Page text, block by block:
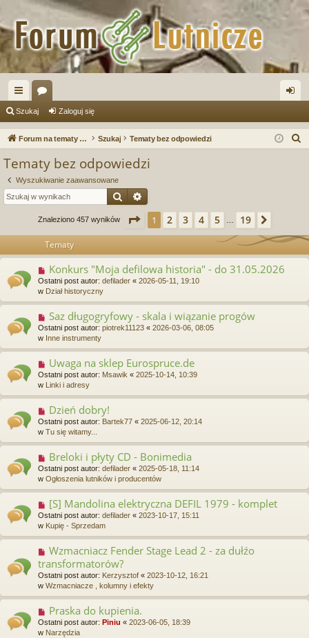
ię
ce
or
a og
Szukaj Zaloguj się
Forum na tematy budowy instrumentów Szukaj Tematy bez odpowiedzi
Tematy bez odpowiedzi
Wyszukiwanie zaawansowane
Szukaj
Znaleziono 457 wyników Strona z 19
1 2 3 4 5 19
Tematy
N
o
w
o
s
t
Konkurs "Moja defilowa historia" - do 31.05.2026
Ostatni post autor: defilader « 2026-05-11, 19:10
w Dział historyczny
N
o
w
o
s
t
Saz długogryfowy - skala i wiązanie progów
Ostatni post autor: piotrek11123 « 2026-03-06, 08:05
w Inne instrumenty
N
o
w
o
s
t
Uwaga na sklep Eurospruce.de
Ostatni post autor: Msawik « 2025-10-14, 10:39
w
Linki i adresy
N
o
w
o
s
t
Dzień dobry!
Ostatni post autor: Bartek77 « 2025-06-12, 20:14
w Tu się witamy...
N
o
w
s
t
Breloki i płyty CD - Bonimedia
Ostatni post autor: defilader « 2025-05-18, 11:14
w Ogłoszenia lutników i producentów
N
o
w
o
s
t
[S] Mandolina elektryczna DEFIL 1979 - komplet
Ostatni post autor: defilader « 2023-10-17, 15:11
w Kupię - Sprzedam
N
w
y
p
o
t
Wzmacniacz Fender Stage Lead 2 - za dułźo
transformatorów?
Ostatni post autor: Kerzysztof « 2023-10-12, 16:21
w Wzmacniacze , kolumny i efekty
N
o
w
Praska do kupienia.
Ostatni post autor: Piniu « 2023-06-05, 18:39
w Narzędzia